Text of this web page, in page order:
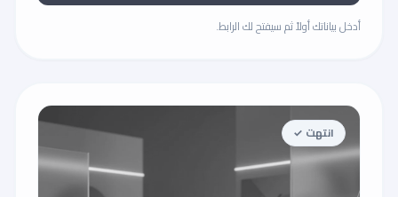
أدخل بياناتك أولاً ثم سيفتح لك الرابط.
انتهت ✓